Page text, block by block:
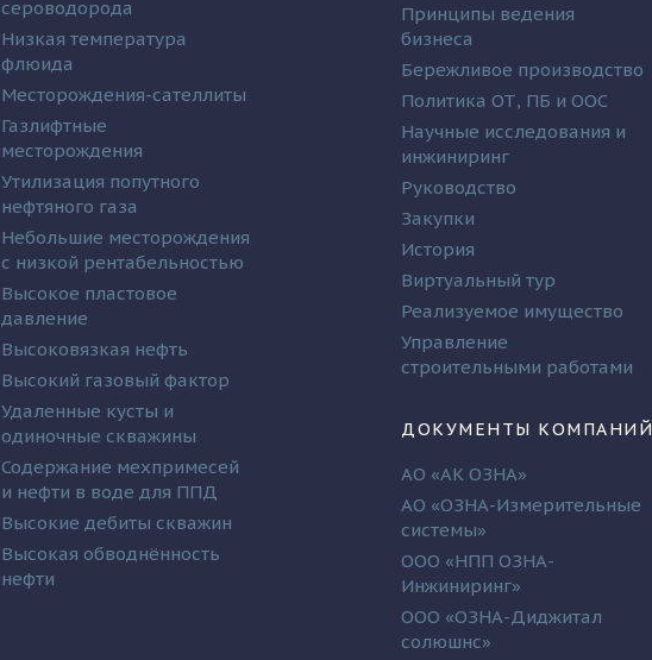
сероводорода
Низкая температура
флюида
Месторождения-сателлиты
Газлифтные
месторождения
Утилизация попутного
нефтяного газа
Небольшие месторождения
с низкой рентабельностью
Высокое пластовое
давление
Высоковязкая нефть
Высокий газовый фактор
Удаленные кусты и
одиночные скважины
Содержание мехпримесей
и нефти в воде для ППД
Высокие дебиты скважин
Высокая обводнённость
нефти
Принципы ведения
бизнеса
Бережливое производство
Политика ОТ, ПБ и ООС
Научные исследования и
инжиниринг
Руководство
Закупки
История
Виртуальный тур
Реализуемое имущество
Управление
строительными работами
ДОКУМЕНТЫ КОМПАНИЙ
АО «АК ОЗНА»
АО «ОЗНА-Измерительные
системы»
ООО «НПП ОЗНА-
Инжиниринг»
ООО «ОЗНА-Диджитал
солюшнс»